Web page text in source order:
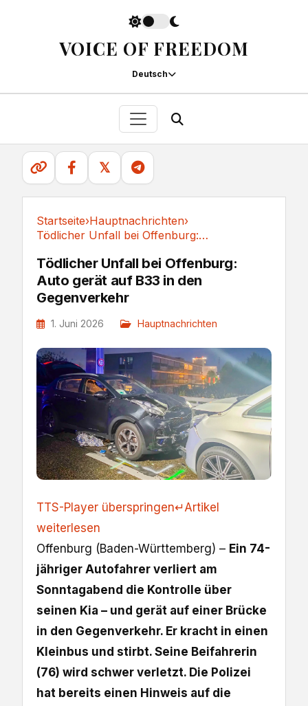
VOICE OF FREEDOM
Deutsch
𝕏
Startseite›Hauptnachrichten›
Tödlicher Unfall bei Offenburg: Auto gerät auf...
Tödlicher Unfall bei Offenburg:
Auto gerät auf B33 in den
Gegenverkehr
1. Juni 2026 Hauptnachrichten
TTS-Player überspringen↵Artikel
weiterlesen
Offenburg (Baden-Württemberg) – Ein 74-
jähriger Autofahrer verliert am
Sonntagabend die Kontrolle über
seinen Kia – und gerät auf einer Brücke
in den Gegenverkehr. Er kracht in einen
Kleinbus und stirbt. Seine Beifahrerin
(76) wird schwer verletzt. Die Polizei
hat bereits einen Hinweis auf die